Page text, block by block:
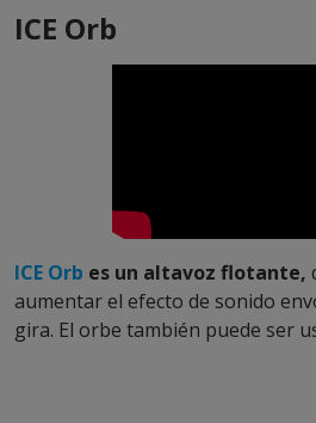
ICE Orb
ICE Orb es un altavoz flotante,
aumentar el efecto de sonido
gira. El orbe también puede ser